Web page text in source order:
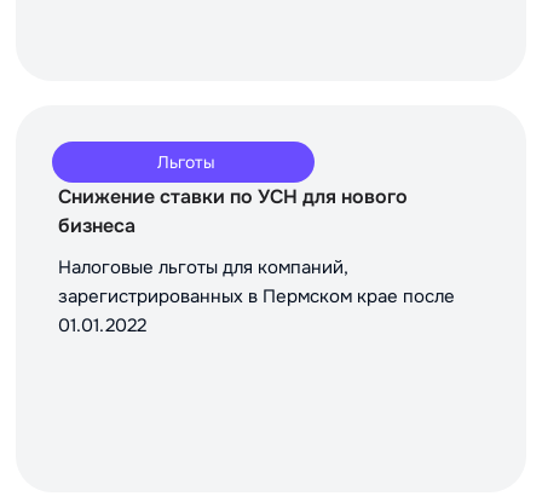
Льготы
Снижение ставки по УСН для нового
бизнеса
Налоговые льготы для компаний,
зарегистрированных в Пермском крае после
01.01.2022